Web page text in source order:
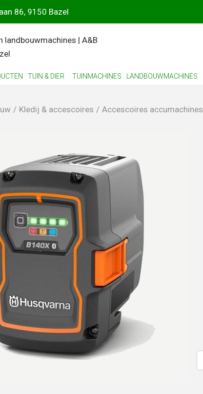
86, 9150 Bazel
TUIN & DIER TUINMACHINES LANDBOUWMACHINES
/ Kledij & accescoires / Accescoires accumachines